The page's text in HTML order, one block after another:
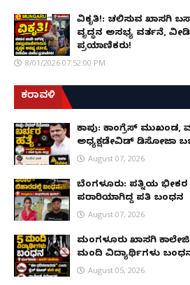
ವಿಕೃತಿ!: ಚಲಿಸುವ ಖಾಸಗಿ
ವೃದ್ಧನ ಅಸಭ್ಯ ವರ್ತನೆ,
ಪ್ರಯಾಣಿಕರು!
8/01/2026 07:52:00 PM
ಕರಾವಳಿ
ಕಾಪು: ಕಾಂಗ್ರೆಸ್ ಮುಖಂಡ,
ಅಧ್ಯಕ್ಷಡೇವಿಡ್ ಡಿಸೋಜಾ
August 07, 2026
ಬೆಂಗಳೂರು: ಪತ್ನಿಯ ಭೀಕರ
ಪರಾರಿಯಾಗಿದ್ದ ಪತಿ ಬಂಧನ
August 07, 2026
ಮಂಗಳೂರು ಖಾಸಗಿ
ಮಂದಿ ವಿದ್ಯಾರ್ಥಿಗಳು
August 05, 2026